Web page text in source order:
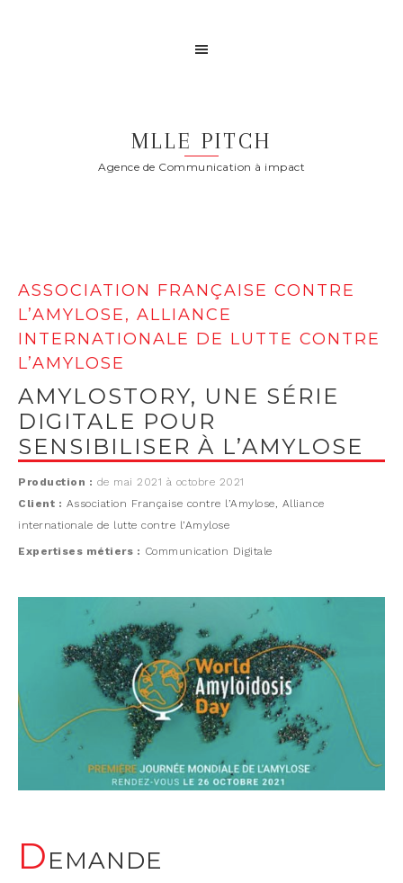
MLLE PITCH
Agence de Communication à impact
ASSOCIATION FRANÇAISE CONTRE
L’AMYLOSE, ALLIANCE
INTERNATIONALE DE LUTTE CONTRE
L’AMYLOSE
AMYLOSTORY, UNE SÉRIE
DIGITALE POUR
SENSIBILISER À L’AMYLOSE
Production : de mai 2021 à octobre 2021
Client : Association Française contre l’Amylose, Alliance
internationale de lutte contre l’Amylose
Expertises métiers : Communication Digitale
DEMANDE